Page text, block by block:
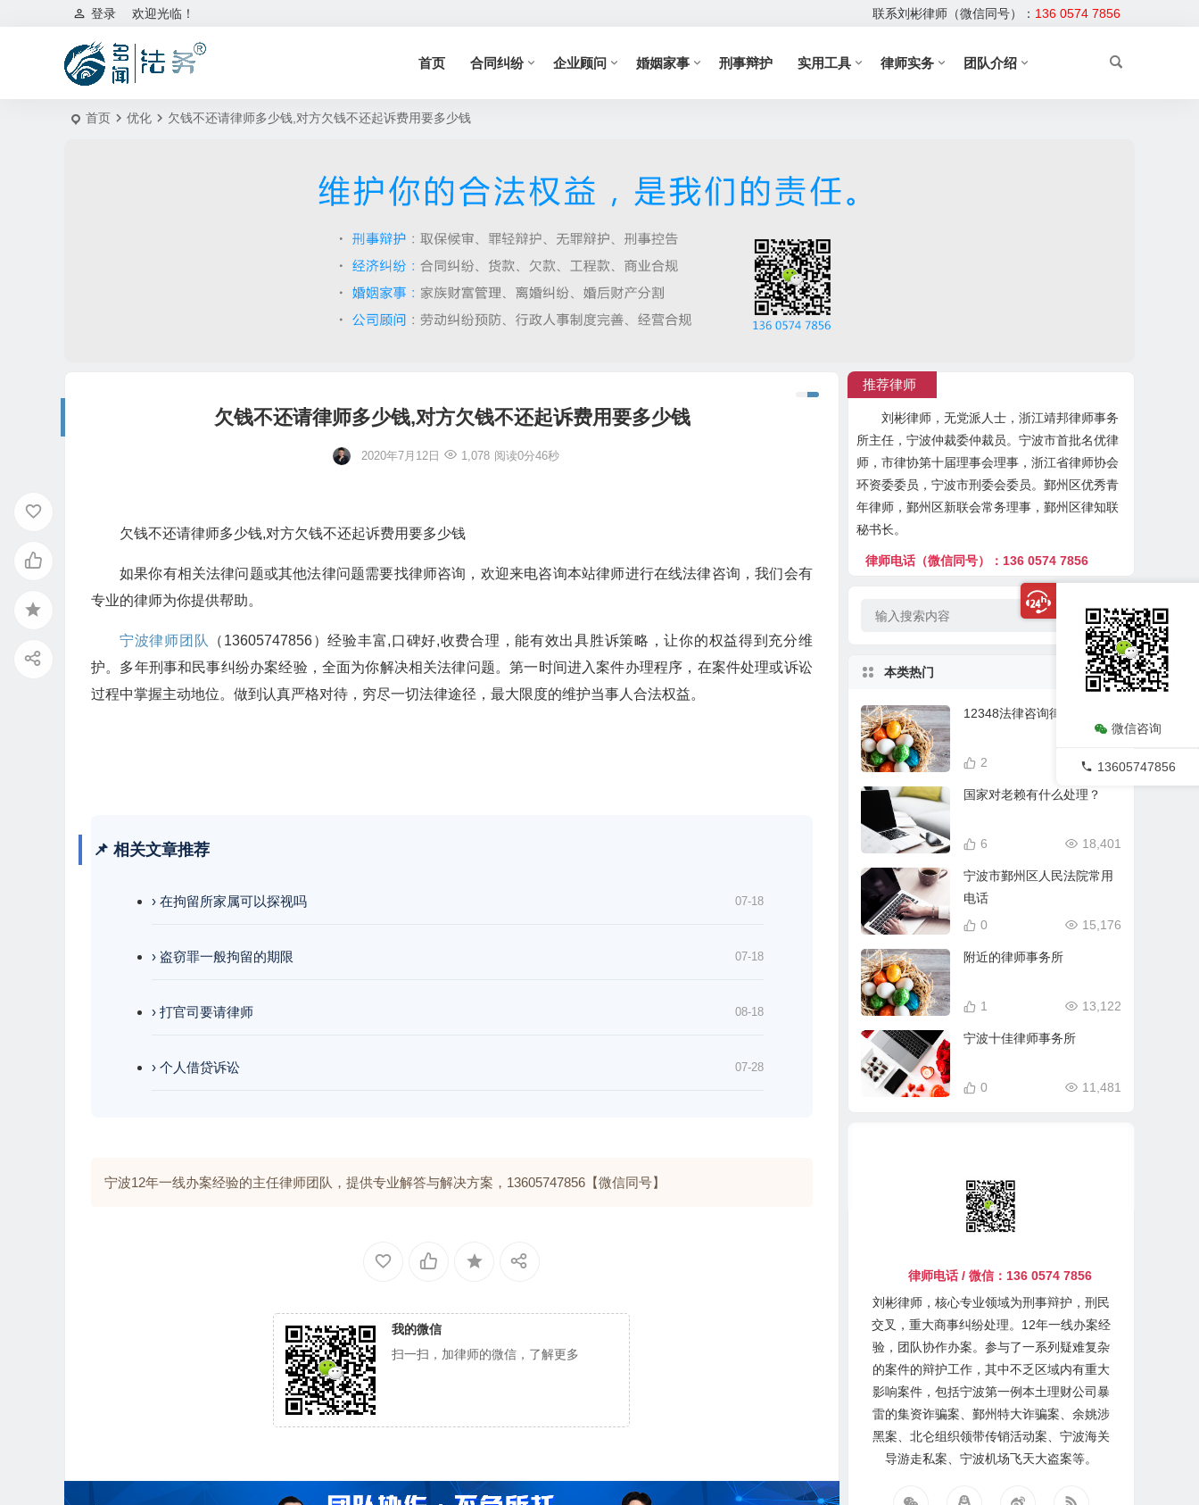
欢迎光临！
登录 联系刘彬律师（微信同号）： 136 0574 7856
首页 合同纠纷 企业顾问 婚姻家事 刑事辩护 实用工具 律师实务 团队介绍
首页 优化 欠钱不还请律师多少钱,对方欠钱不还起诉费用要多少钱
欠钱不还请律师多少钱,对方欠钱不还起诉费用要多少钱
2020年7月12日 1,078 阅读0分46秒
欠钱不还请律师多少钱,对方欠钱不还起诉费用要多少钱
如果你有相关法律问题或其他法律问题需要找律师咨询，欢迎来电咨询本站律师进行在线法律咨询，我们会有
专业的律师为你提供帮助。
宁波律师团队
（13605747856）经验丰富,口碑好,收费合理，能有效出具胜诉策略，让你的权益得到充分维
护。多年刑事和民事纠纷办案经验，全面为你解决相关法律问题。第一时间进入案件办理程序，在案件处理或诉讼
过程中掌握主动地位。做到认真严格对待，穷尽一切法律途径，最大限度的维护当事人合法权益。
📌 相关文章推荐
› 在拘留所家属可以探视吗 07-18
› 盗窃罪一般拘留的期限 07-18
› 打官司要请律师 08-18
› 个人借贷诉讼 07-28
宁波12年一线办案经验的主任律师团队，提供专业解答与解决方案，13605747856【微信同号】
我的微信
扫一扫，加律师的微信，了解更多
推荐律师
刘彬律师，无党派人士，浙江靖邦律师事务
所主任，宁波仲裁委仲裁员。宁波市首批名优律
师，市律协第十届理事会理事，浙江省律师协会
环资委委员，宁波市刑委会委员。鄞州区优秀青
年律师，鄞州区新联会常务理事，鄞州区律知联
秘书长。
律师电话（微信同号）：136 0574 7856
本类热门
12348法律咨询律师在线
21,629
2
国家对老赖有什么处理？
18,401
6
宁波市鄞州区人民法院常用
电话
15,176
0
附近的律师事务所
13,122
1
宁波十佳律师事务所
11,481
0
律师电话 / 微信：136 0574 7856
刘彬律师，核心专业领域为刑事辩护，刑民
交叉，重大商事纠纷处理。12年一线办案经
验，团队协作办案。参与了一系列疑难复杂
的案件的辩护工作，其中不乏区域内有重大
影响案件，包括宁波第一例本土理财公司暴
雷的集资诈骗案、鄞州特大诈骗案、余姚涉
黑案、北仑组织领带传销活动案、宁波海关
导游走私案、宁波机场飞天大盗案等。
微信咨询
13605747856